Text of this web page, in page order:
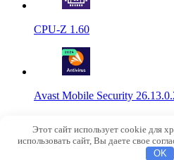
CPU-Z 1.60
Avast Mobile Security
info@norobot.ru
Этот сайт использует cookie для
использовать сайт, Вы даете свое
OK